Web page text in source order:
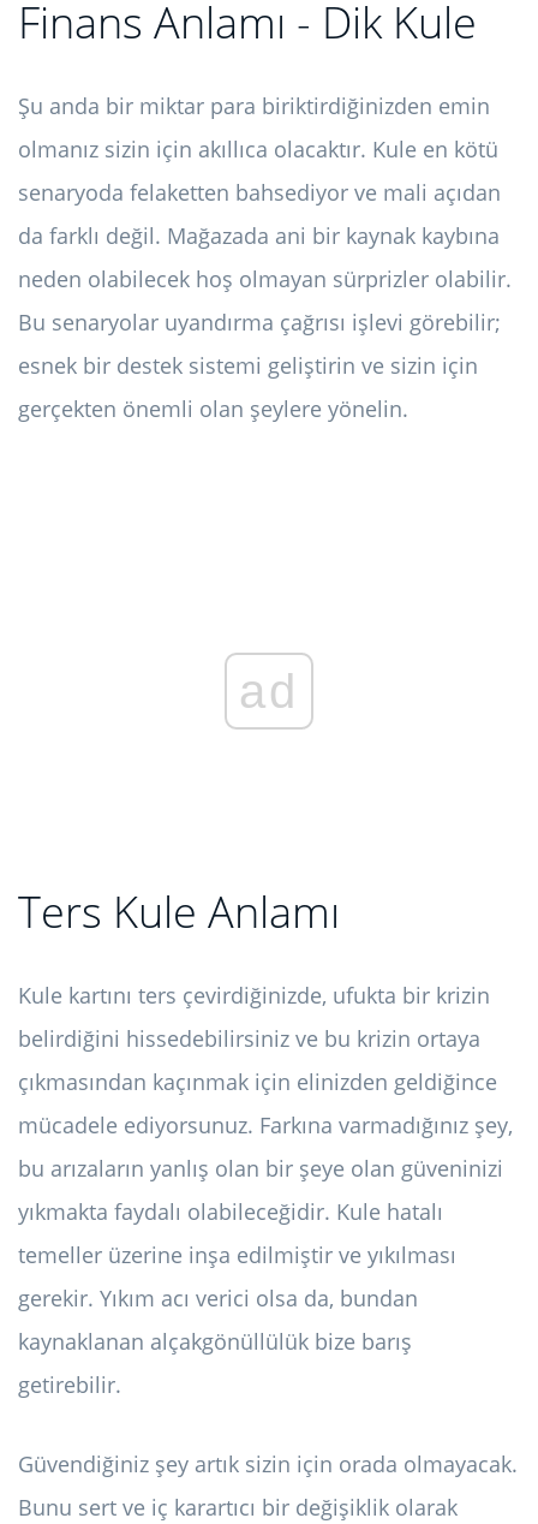
Finans Anlamı - Dik Kule
Şu anda bir miktar para biriktirdiğinizden emin
olmanız sizin için akıllıca olacaktır. Kule en kötü
senaryoda felaketten bahsediyor ve mali açıdan
da farklı değil. Mağazada ani bir kaynak kaybına
neden olabilecek hoş olmayan sürprizler olabilir.
Bu senaryolar uyandırma çağrısı işlevi görebilir;
esnek bir destek sistemi geliştirin ve sizin için
gerçekten önemli olan şeylere yönelin.
ad
Ters Kule Anlamı
Kule kartını ters çevirdiğinizde, ufukta bir krizin
belirdiğini hissedebilirsiniz ve bu krizin ortaya
çıkmasından kaçınmak için elinizden geldiğince
mücadele ediyorsunuz. Farkına varmadığınız şey,
bu arızaların yanlış olan bir şeye olan güveninizi
yıkmakta faydalı olabileceğidir. Kule hatalı
temeller üzerine inşa edilmiştir ve yıkılması
gerekir. Yıkım acı verici olsa da, bundan
kaynaklanan alçakgönüllülük bize barış
getirebilir.
Güvendiğiniz şey artık sizin için orada olmayacak.
Bunu sert ve iç karartıcı bir değişiklik olarak